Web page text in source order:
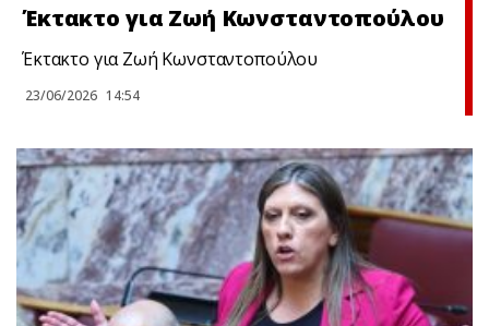
Έκτακτο για Ζωή Κωνσταντοπούλου
Έκτακτο για Ζωή Κωνσταντοπούλου
23/06/2026 14:54